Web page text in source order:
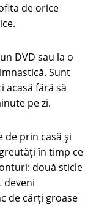
de orice
DVD sau la o
Sunt
acasă fără să
pe zi.
de prin casă şi
în timp ce
două sticle
deveni
de cărţi groase